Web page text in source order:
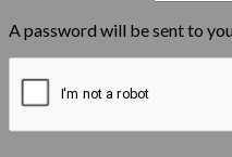
A password will be sent to